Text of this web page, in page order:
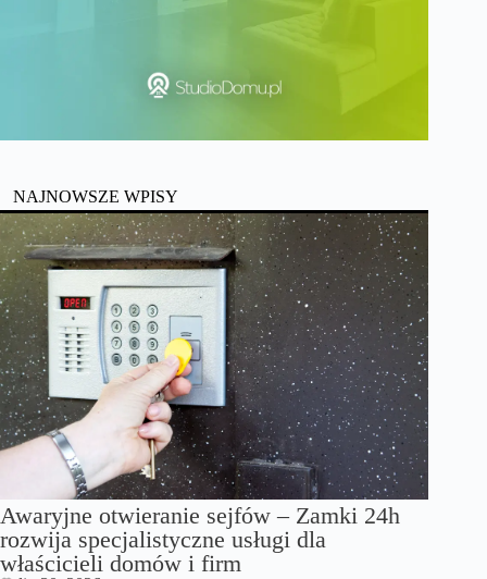
NAJNOWSZE WPISY
Awaryjne otwieranie sejfów – Zamki 24h
rozwija specjalistyczne usługi dla
właścicieli domów i firm